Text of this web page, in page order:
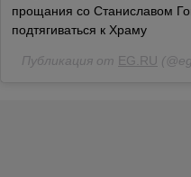
прощания со Станиславом
подтягиваться к Храму
Публикация от EG.RU